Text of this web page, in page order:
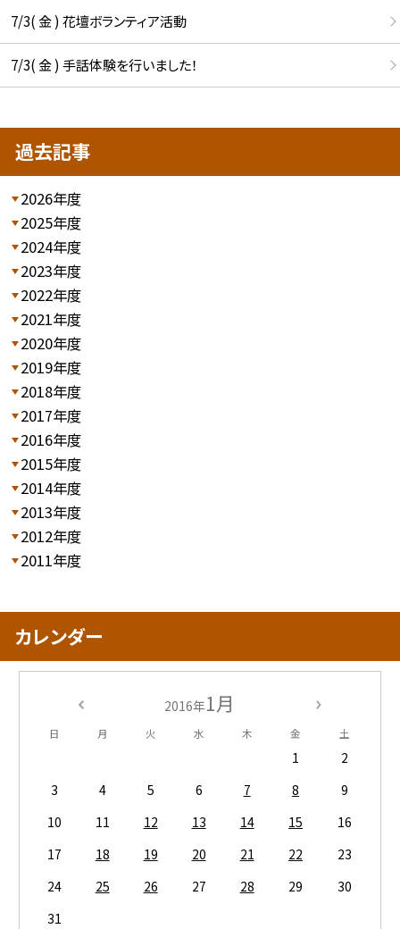
7/3( 金 ) 花壇ボランティア活動
7/3( 金 ) 手話体験を行いました！
過去記事
2026年度
2025年度
2024年度
2023年度
2022年度
2021年度
2020年度
2019年度
2018年度
2017年度
2016年度
2015年度
2014年度
2013年度
2012年度
2011年度
カレンダー
2016年1月
日 月 火 水 木 金 土
1
2
3
4 5 6 7 8
9
10
11 12 13 14 15
16
17
18 19 20 21 22
23
24
25 26 27 28 29
30
31